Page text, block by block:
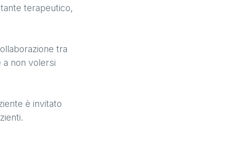
terapeutico,
tra
a non volersi
è invitato